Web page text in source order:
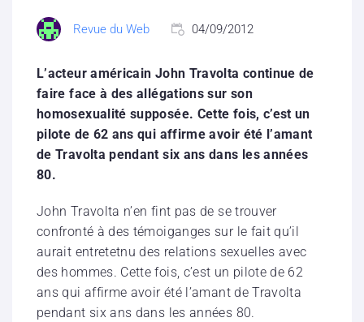
Hébergement solidaire
Revue du Web 04/09/2012
L’acteur américain John Travolta continue de
faire face à des allégations sur son
homosexualité supposée. Cette fois, c’est un
pilote de 62 ans qui affirme avoir été l’amant
de Travolta pendant six ans dans les années
80.
John Travolta n’en fint pas de se trouver
confronté à des témoiganges sur le fait qu’il
aurait entretetnu des relations sexuelles avec
des hommes. Cette fois, c’est un pilote de 62
ans qui affirme avoir été l’amant de Travolta
pendant six ans dans les années 80.